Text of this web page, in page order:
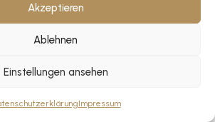
Akzeptieren
Ablehnen
Einstellungen ansehen
Impressum
und auf dem Gelände
für Schäden an Personen